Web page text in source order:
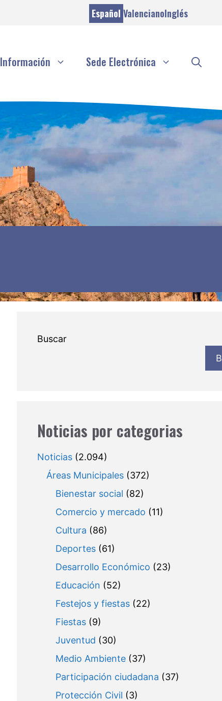
Español ValencianoInglés
Información Sede Electrónica
Buscar
Noticias por categorias
Noticias(2.094)
Áreas Municipales(372)
Bienestar social (82)
Comercio y mercado (11)
Cultura (86)
Deportes(61)
Desarrollo Económico (23)
Educación (52)
Festejos y fiestas(22)
Fiestas(9)
Juventud (30)
Medio Ambiente(37)
Participación ciudadana (37)
Protección Civil (3)